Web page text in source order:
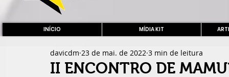
INÍCIO MÍDIA KIT
II ENCONTRO DE
davicdm 23 de mai. de 2022 3 min de leitura